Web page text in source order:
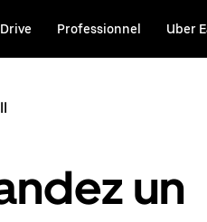
Drive Professionnel Uber
un